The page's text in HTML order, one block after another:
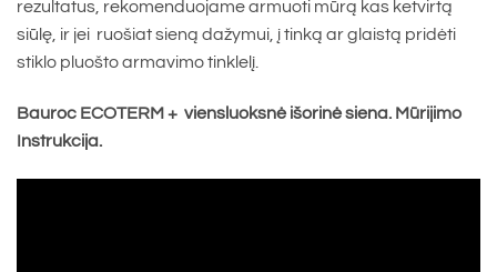
rezultatus, rekomenduojame armuoti mūrą kas ketvirtą
siūlę, ir jei ruošiat sieną dažymui, į tinką ar glaistą pridėti
stiklo pluošto armavimo tinklelį.
Bauroc ECOTERM + viensluoksnė išorinė siena. Mūrijimo
Instrukcija.